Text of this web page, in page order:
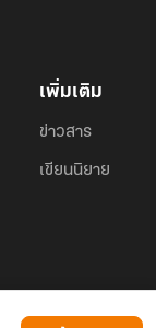
เพิ่มเติม
ข่าวสาร
เขียนนิยาย